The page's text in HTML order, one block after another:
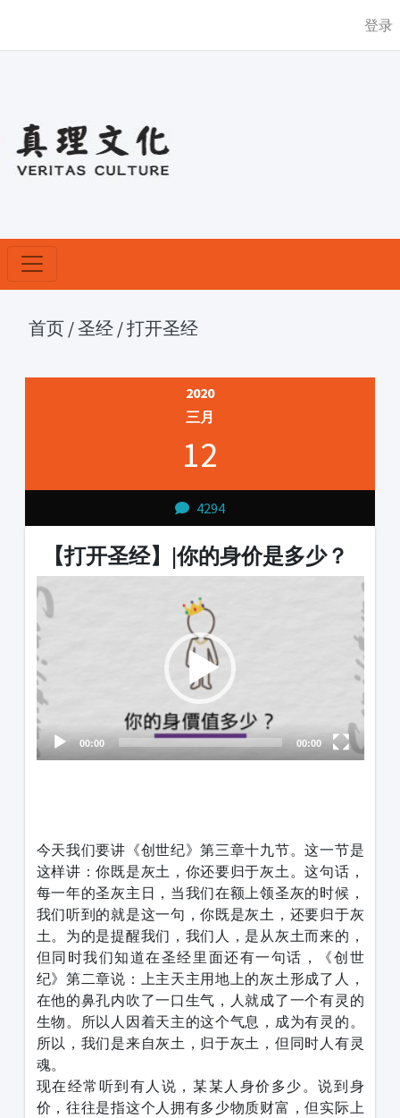
登录
首页 /圣经 /打开圣经
2020
三月
12
4294
【打开圣经】|你的身价是多少？
Video
Player
00:00 00:00
今天我们要讲《创世纪》第三章十九节。这一节是
这样讲：你既是灰土，你还要归于灰土。这句话，
每一年的圣灰主日，当我们在额上领圣灰的时候，
我们听到的就是这一句，你既是灰土，还要归于灰
土。为的是提醒我们，我们人，是从灰土而来的，
但同时我们知道在圣经里面还有一句话，《创世
纪》第二章说：上主天主用地上的灰土形成了人，
在他的鼻孔内吹了一口生气，人就成了一个有灵的
生物。所以人因着天主的这个气息，成为有灵的。
所以，我们是来自灰土，归于灰土，但同时人有灵
魂。
现在经常听到有人说，某某人身价多少。说到身
价，往往是指这个人拥有多少物质财富，但实际上